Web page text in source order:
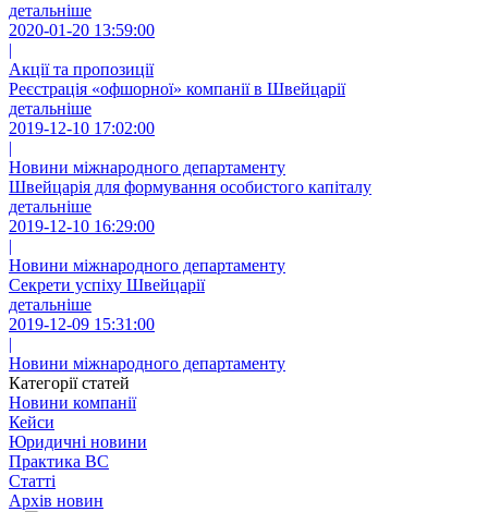
детальніше
2020-01-20 13:59:00
|
Акції та пропозиції
Реєстрація «офшорної» компанії в Швейцарії
детальніше
2019-12-10 17:02:00
|
Новини міжнародного департаменту
Швейцарія для формування особистого капіталу
детальніше
2019-12-10 16:29:00
|
Новини міжнародного департаменту
Секрети успіху Швейцарії
детальніше
2019-12-09 15:31:00
|
Новини міжнародного департаменту
Категорії статей
Новини компанії
Кейси
Юридичні новини
Практика ВС
Статті
Архів новин